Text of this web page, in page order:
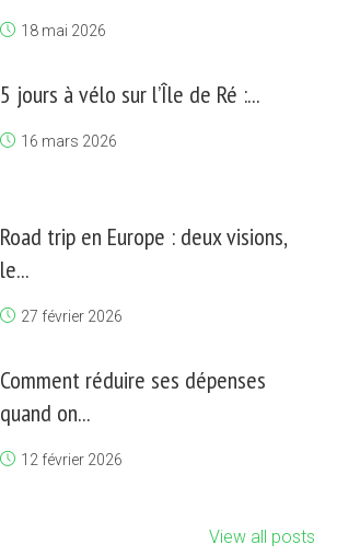
18 mai 2026
5 jours à vélo sur l’Île de Ré :...
16 mars 2026
Road trip en Europe : deux visions,
le...
27 février 2026
Comment réduire ses dépenses
quand on...
12 février 2026
View all posts